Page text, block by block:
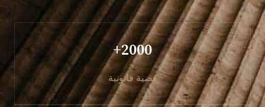
2000+
قضية قانونية